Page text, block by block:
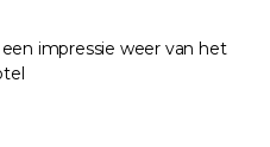
impressie weer van het